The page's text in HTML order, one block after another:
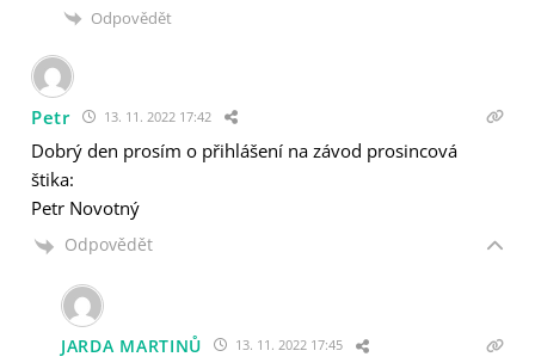
Odpovědět
Petr 13. 11. 2022 17:42
Dobrý den prosím o přihlášení na závod prosincová
štika:
Petr Novotný
Odpovědět
JARDA MARTINŮ 13. 11. 2022 17:45